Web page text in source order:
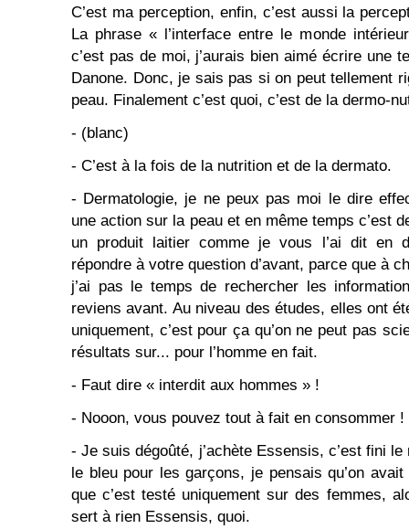
C’est ma perception, enfin, c’est aussi la
La phrase « l’interface entre le monde
c’est pas de moi, j’aurais bien aimé écrire une
Danone. Donc, je sais pas si on peut tellement
peau. Finalement c’est quoi, c’est de la dermo-
- (blanc)
- C’est à la fois de la nutrition et de la dermato.
- Dermatologie, je ne peux pas moi le dire
une action sur la peau et en même temps c’est
un produit laitier comme je vous l’ai dit en
répondre à votre question d’avant, parce que à
j’ai pas le temps de rechercher les
reviens avant. Au niveau des études, elles ont
uniquement, c’est pour ça qu’on ne peut pas
résultats sur... pour l’homme en fait.
- Faut dire « interdit aux hommes » !
- Nooon, vous pouvez tout à fait en consommer !
- Je suis dégoûté, j’achète Essensis, c’est fini
le bleu pour les garçons, je pensais qu’on avait
que c’est testé uniquement sur des femmes,
sert à rien Essensis, quoi.